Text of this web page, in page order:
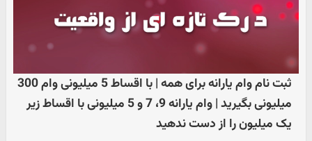
ثبت نام وام یارانه برای همه | با اقساط 5 میلیونی وام 300
میلیونی بگیرید | وام یارانه 9، 7 و 5 میلیونی با اقساط زیر
یک میلیون را از دست ندهید